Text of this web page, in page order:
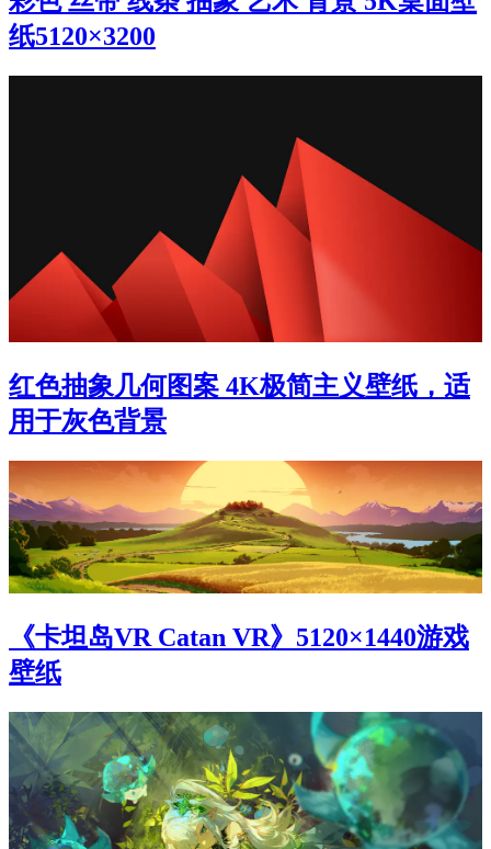
纸5120×3200
红色抽象几何图案 4K极简主义壁纸，适
用于灰色背景
《卡坦岛VR Catan VR》5120×1440游戏
壁纸